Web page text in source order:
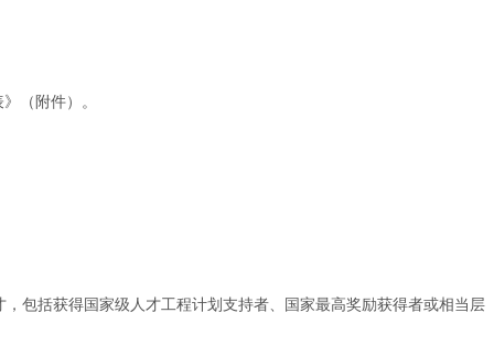
（附件）。
包括获得国家级人才工程计划支持者、国家最高奖励获得者或相当层